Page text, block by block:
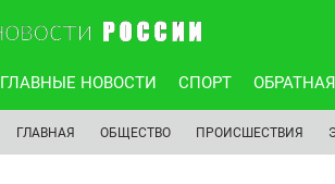
ГЛАВНЫЕ НОВОСТИ СПОРТ
ГЛАВНАЯ ОБЩЕСТВО ПРОИСШЕСТВИЯ